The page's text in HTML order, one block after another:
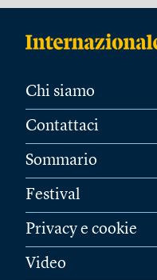
Chi siamo
Contattaci
Sommario
Festival
Privacy e cookie
Video